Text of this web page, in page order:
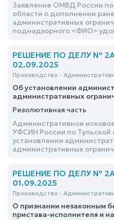
Заявление ОМВД России по
области о дополнении
административных
поднадзорного <ФИО>
РЕШЕНИЕ ПО ДЕЛУ №
02.09.2025
Производство -
Об установлении
административных
Резолютивная часть
Административное
УФСИН России по
установлении
административных
РЕШЕНИЕ ПО ДЕЛУ №
01.09.2025
Производство -
О признании незаконным
пристава-исполнителя и